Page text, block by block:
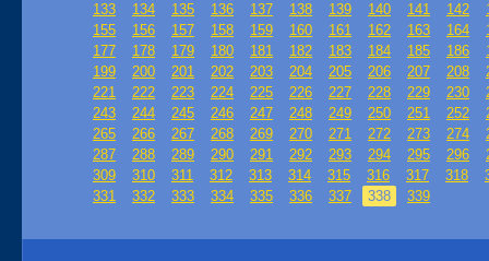
133
134 135 136 137 138 139 140 141 142
155
156 157 158 159 160 161 162 163 164
177
178 179 180 181 182 183 184 185 186
199
200 201 202 203 204 205 206 207 208
221
222 223 224 225 226 227 228 229 230
243
244 245 246 247 248 249 250 251 252
265
266 267 268 269 270 271 272 273 274
287
288 289 290 291 292 293 294 295 296
309
310 311 312 313 314 315 316 317 318
331
332 333 334 335 336 337 338 339